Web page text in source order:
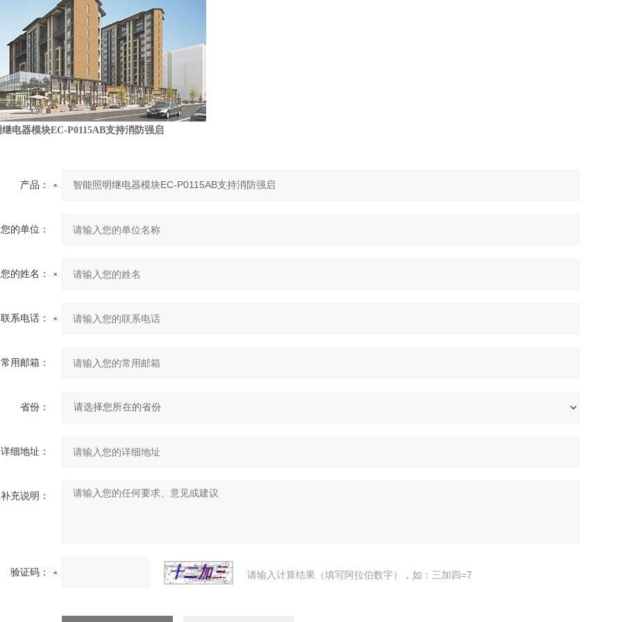
电器模块EC-P0115AB支持消防强启
产品：
您的单位：
您的姓名：
联系电话：
常用邮箱：
省份：
详细地址：
补充说明：
验证码： 请输入计算结果（填写阿拉伯数字），如：三加四=7